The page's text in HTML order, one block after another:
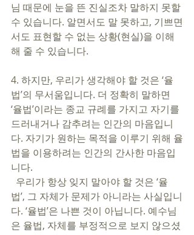
님 때문에 눈을 뜬 진실조차 말하지 못할
수 있습니다. 알면서도 말 못하고, 기쁘면
서도 표현할 수 없는 상황(현실)을 이해
해 줄 수 있습니다.
4. 하지만, 우리가 생각해야 할 것은 ‘율
법’의 무서움입니다. 더 정확히 말하면
‘율법’이라는 종교 규례를 가지고 자기를
드러내거나 감추려는 인간의 마음입니
다. 자기가 원하는 목적을 이루기 위해 율
법을 이용하려는 인간의 간사한 마음입
니다.
법’, 그 자체가 문제가 아니라는 사실입니
다. ‘율법’은 나쁜 것이 아닙니다. 예수님
은 율법, 자체를 부정적으로 보지 않으셨